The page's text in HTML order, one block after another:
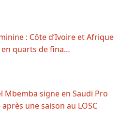
: Côte d’Ivoire et Afrique
en quarts de fina…
Mbemba signe en Saudi Pro
après une saison au LOSC